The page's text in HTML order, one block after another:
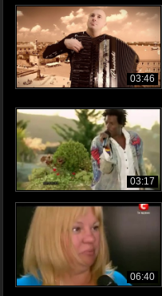
03:46
03:17
06:40